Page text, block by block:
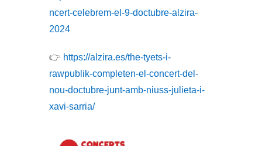
ncert-celebrem-el-9-doctubre-alzira-
2024
👉 https://alzira.es/the-tyets-i-
rawpublik-completen-el-concert-del-
nou-doctubre-junt-amb-niuss-julieta-i-
xavi-sarria/